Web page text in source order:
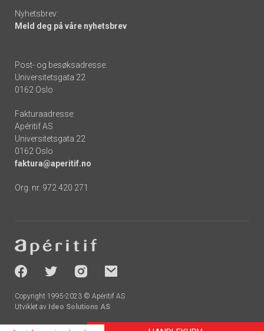
Nyhetsbrev:
Meld deg på våre nyhetsbrev
Post- og besøksadresse:
Universitetsgata 22
0162 Oslo
Fakturaadresse:
Apéritif AS
Universitetsgata 22
0162 Oslo
faktura@aperitif.no
Org. nr. 972 420 271
-
socials
Copyright 1995-2023 © Apéritif AS
Utviklet av Ideo Solutions AS